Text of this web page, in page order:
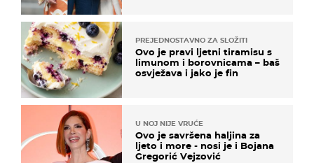
PREJEDNOSTAVNO ZA SLOŽITI
Ovo je pravi ljetni tiramisu s
limunom i borovnicama – baš
osvježava i jako je fin
U NOJ NIJE VRUĆE
Ovo je savršena haljina za
ljeto i more - nosi je i Bojana
Gregorić Vejzović